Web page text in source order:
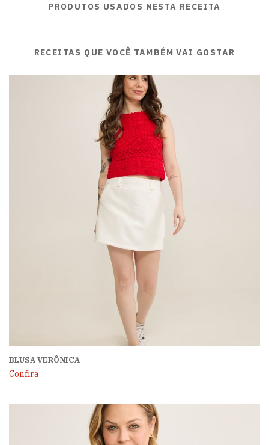
PRODUTOS USADOS NESTA RECEITA
RECEITAS QUE VOCÊ TAMBÉM VAI GOSTAR
BLUSA VERÔNICA
Confira